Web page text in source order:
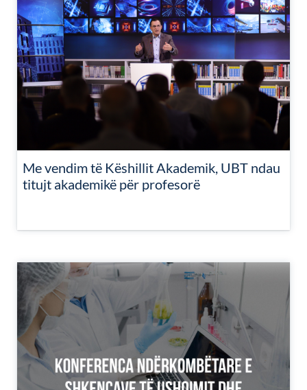
Me vendim të Këshillit Akademik, UBT ndau
titujt akademikë për profesorë